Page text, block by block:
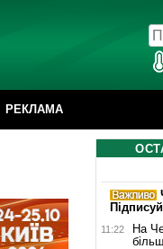
РЕКЛАМА
11:22
На